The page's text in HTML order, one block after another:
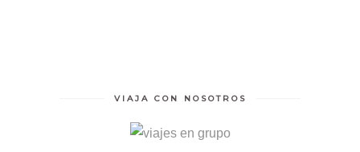
VIAJA CON NOSOTROS